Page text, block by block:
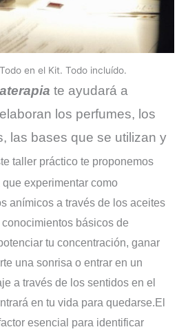
en el Kit. Todo incluído.
te ayudará a
los perfumes, los
las bases que se utilizan y
taller práctico te proponemos
experimentar como
anímicos a través de los aceites
básicos de
tu concentración, ganar
una sonrisa o entrar en un
a través de los sentidos en el
en tu vida para quedarse. El
esencial para identificar